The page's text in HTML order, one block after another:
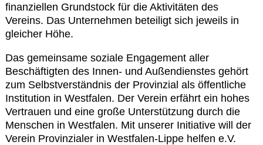
finanziellen Grundstock für die Aktivitäten des
Vereins. Das Unternehmen beteiligt sich jeweils in
gleicher Höhe.
Das gemeinsame soziale Engagement aller
Beschäftigten des Innen- und Außendienstes gehört
zum Selbstverständnis der Provinzial als öffentliche
Institution in Westfalen. Der Verein erfährt ein hohes
Vertrauen und eine große Unterstützung durch die
Menschen in Westfalen. Mit unserer Initiative will der
Verein Provinzialer in Westfalen-Lippe helfen e.V.